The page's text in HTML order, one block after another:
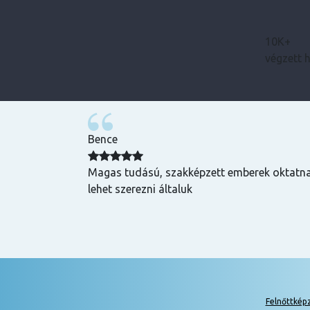
10K+
végzett
Bence
Magas tudású, szakképzett emberek
lehet szerezni általuk